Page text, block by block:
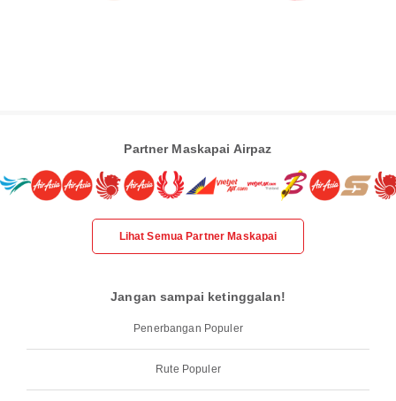
Partner Maskapai Airpaz
Lihat Semua Partner Maskapai
Jangan sampai ketinggalan!
Penerbangan Populer
Rute Populer